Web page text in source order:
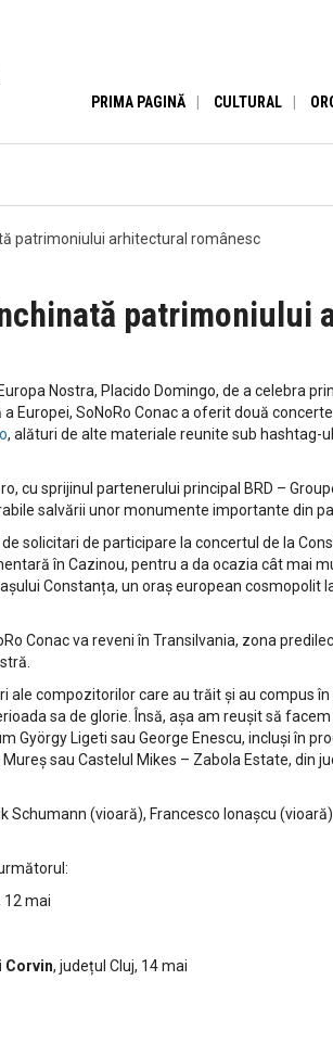
PRIMA PAGINĂ CULTURAL
patrimoniului arhitectural românesc
patrimoniului
Nostra, Placido Domingo, de a celebra
SoNoRo Conac a oferit două
, alături de alte materiale reunite sub hashtag-
cu sprijinul partenerului principal BRD –
salvării unor monumente importante din
solicitari de participare la concertul de la
în Cazinou, pentru a da ocazia cât mai
Constanța, un oraș european cosmopolit
Conac va reveni în Transilvania, zona
compozitorilor care au trăit și au compus
sa de glorie. Însă, așa am reușit să
Ligeti sau George Enescu, incluși în
sau Castelul Mikes – Zabola Estate, din
(vioară), Francesco Ionașcu
12 mai
Corvin, județul Cluj, 14 mai